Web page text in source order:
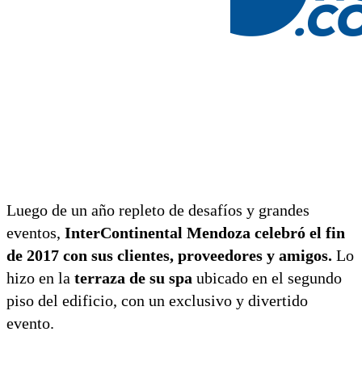
Luego de un año repleto de desafíos y grandes
eventos, InterContinental Mendoza celebró el fin
de 2017 con sus clientes, proveedores y amigos. Lo
hizo en la terraza de su spa ubicado en el segundo
piso del edificio, con un exclusivo y divertido
evento.